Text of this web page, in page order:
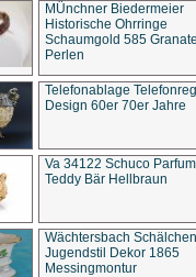
MÜnchner Biedermeier
Historische Ohrringe
Schaumgold 585
Perlen
Telefonablage
Design 60er 70er Jahre
Va 34122 Schuco
Teddy Bär Hellbraun
Wächtersbach Schälchen
Jugendstil Dekor 1865
Messingmontur